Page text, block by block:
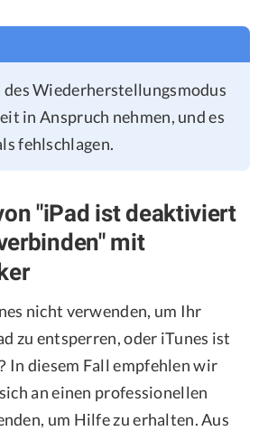
Wiederherstellungsmodus
in Anspruch nehmen, und es
fehlschlagen.
"iPad ist deaktiviert
mit
nicht verwenden, um Ihr
zu entsperren, oder iTunes ist
In diesem Fall empfehlen wir
an einen professionellen
um Hilfe zu erhalten. Aus